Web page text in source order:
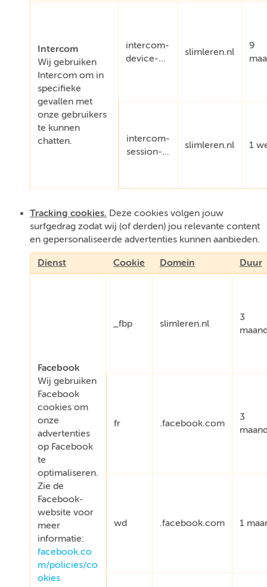
Intercom
Wij gebruiken
Intercom om in
specifieke
gevallen met
onze gebruikers
te kunnen
chatten.
intercom-
device-...
slimleren.nl
9
intercom-
session-...
slimleren.nl 1
Tracking cookies. Deze cookies volgen jouw
surfgedrag zodat wij (of derden) jou relevante content
en gepersonaliseerde advertenties kunnen aanbieden.
Dienst Cookie Domein Duur
Facebook
Wij gebruiken
Facebook
cookies om
onze
advertenties
op Facebook
te
optimaliseren.
Zie de
Facebook-
website voor
meer
informatie:
facebook.co
m/policies/co
okies
_fbp slimleren.nl
3
fr .facebook.com
3
wd .facebook.com 1